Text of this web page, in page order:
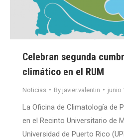
Celebran segunda
climático en el RUM
Noticias By javier.valentin junio
La Oficina de Climatología de
en el Recinto Universitario de
Universidad de Puerto Rico